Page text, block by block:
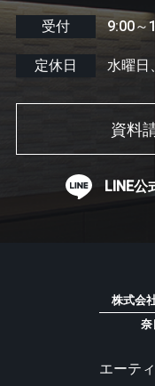
受付 9:00～
定休日 水曜日
資料
LINE公
株式会
奈
エーテ